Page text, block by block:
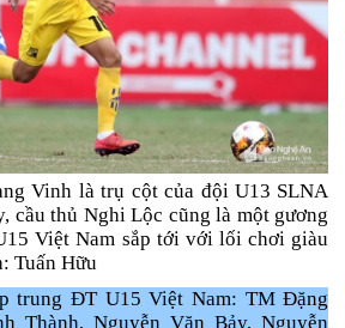
Vinh là trụ cột của đội U13 SLNA
cầu thủ Nghi Lộc cũng là một gương
Việt Nam sắp tới với lối chơi giàu
Tuấn Hữu
trung ĐT U15 Việt Nam: TM Đặng
Thành, Nguyễn Văn Bảy, Nguyễn